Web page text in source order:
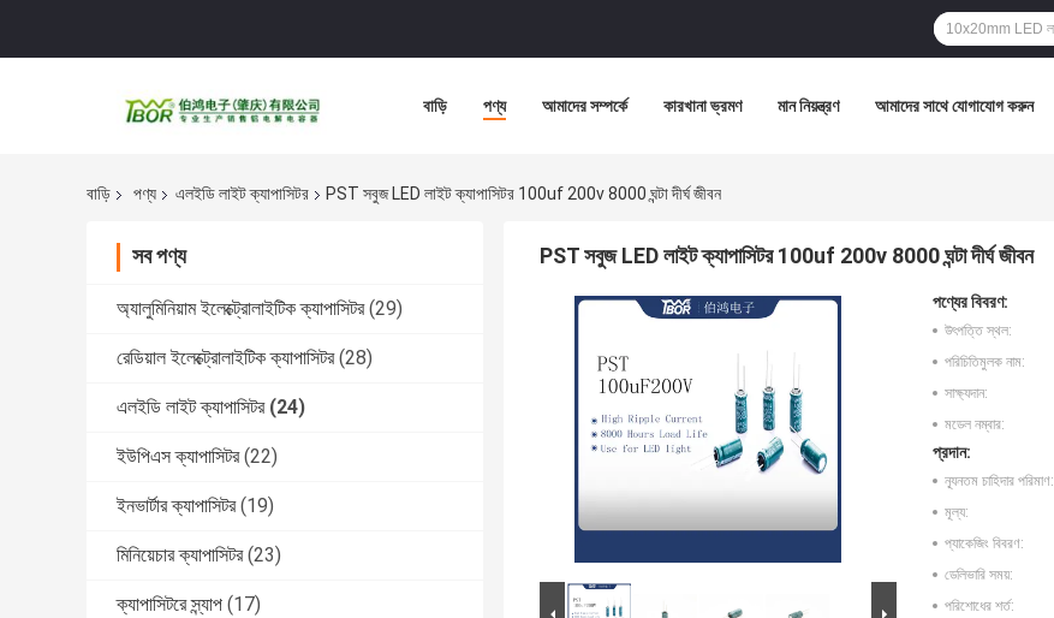
বাড়ি পণ্য আমাদের সম্পর্কে কারখানা ভ্রমণ মান নিয়ন্ত্রণ আমাদের সাথে যোগাযোগ করুন
বাড়ি পণ্য এলইডি লাইট ক্যাপাসিটর PST সবুজ LED লাইট ক্যাপাসিটর 100uf 200v 8000 ঘন্টা দীর্ঘ জীবন
সব পণ্য
অ্যালুমিনিয়াম ইলেক্ট্রোলাইটিক ক্যাপাসিটর (29)
রেডিয়াল ইলেক্ট্রোলাইটিক ক্যাপাসিটর (28)
এলইডি লাইট ক্যাপাসিটর (24)
ইউপিএস ক্যাপাসিটর (22)
ইনভার্টার ক্যাপাসিটর (19)
মিনিয়েচার ক্যাপাসিটর (23)
ক্যাপাসিটরে স্ন্যাপ (17)
PST সবুজ LED লাইট ক্যাপাসিটর 100uf 200v 8000 ঘন্টা দীর্ঘ জীবন
পণ্যের বিবরণ:
উৎপত্তি স্থল:
পরিচিতিমুলক নাম:
সাক্ষ্যদান:
মডেল নম্বার:
প্রদান:
ন্যূনতম চাহিদার পরিমাণ:
মূল্য:
প্যাকেজিং বিবরণ:
ডেলিভারি সময়:
পরিশোধের শর্ত: